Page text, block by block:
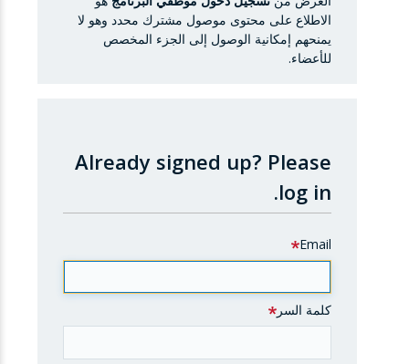
الاطلاع على محتوى موصول مشترك محدد وهو لا
يمنحهم إمكانية الوصول إلى الجزء المخصص
للأعضاء.
Already signed up? Please
log in.
Email
كلمة السر